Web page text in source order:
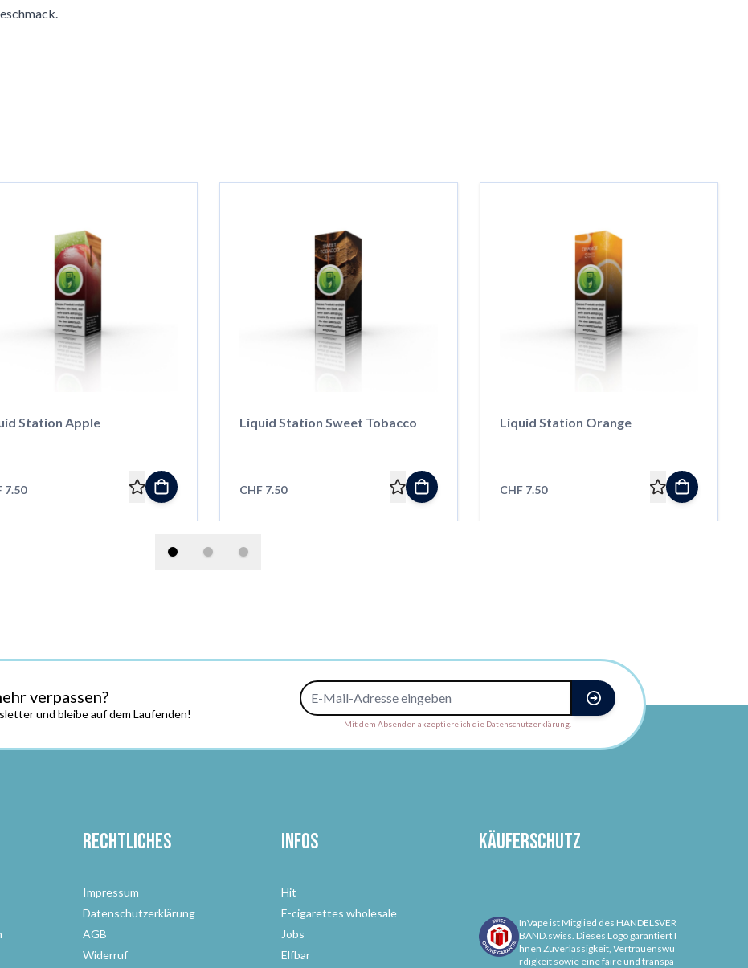
Station Apple
7.50
Liquid Station Sweet Tobacco
CHF 7.50
Liquid Station Orange
CHF 7.50
verpassen?
und bleibe auf dem Laufenden!
E-Mail-Adresse
Mit dem Absenden akzeptiere ich die Datenschutzerklärung.
Rechtliches
Impressum
Datenschutzerklärung
AGB
Widerruf
Infos
Hit
E-cigarettes wholesale
Jobs
Elfbar
Käuferschutz
InVape ist Mitglied des HANDELSVER
BAND.swiss. Dieses Logo garantiert I
hnen Zuverlässigkeit, Vertrauenswü
rdigkeit sowie eine faire und transpa